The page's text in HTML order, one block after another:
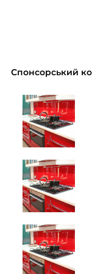
Спонсорський